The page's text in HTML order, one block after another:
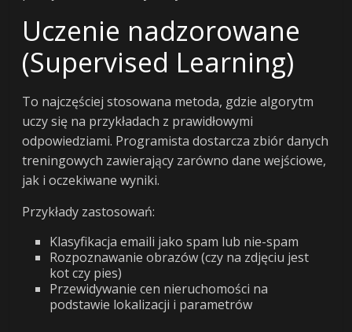
Uczenie nadzorowane
(Supervised Learning)
To najczęściej stosowana metoda, gdzie algorytm
uczy się na przykładach z prawidłowymi
odpowiedziami. Programista dostarcza zbiór danych
treningowych zawierający zarówno dane wejściowe,
jak i oczekiwane wyniki.
Przykłady zastosowań:
Klasyfikacja emaili jako spam lub nie-spam
Rozpoznawanie obrazów (czy na zdjęciu jest
kot czy pies)
Przewidywanie cen nieruchomości na
podstawie lokalizacji i parametrów